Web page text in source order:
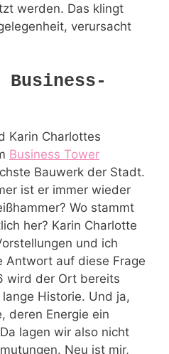
werden. Das klingt
verursacht
Business-
Karin Charlottes
Business Tower
Bauwerk der Stadt.
ist er immer wieder
Wo stammt
her? Karin Charlotte
und ich
Antwort auf diese Frage
wird der Ort bereits
Historie. Und ja,
deren Energie ein
lagen wir also nicht
Neu ist mir,